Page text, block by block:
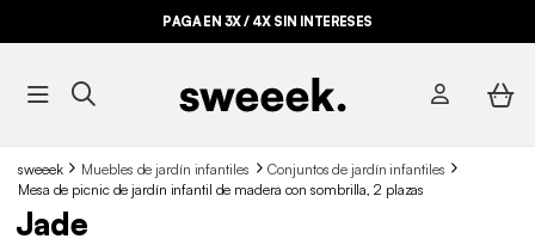
PAGA EN 3X / 4X SIN INTERESES
sweeek Muebles de jardín infantiles
Conjuntos de jardín infantiles
Mesa de picnic de jardín infantil de madera con sombrilla, 2 plazas
Jade